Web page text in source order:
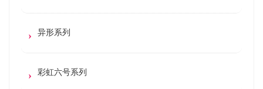
异形系列
彩虹六号系列